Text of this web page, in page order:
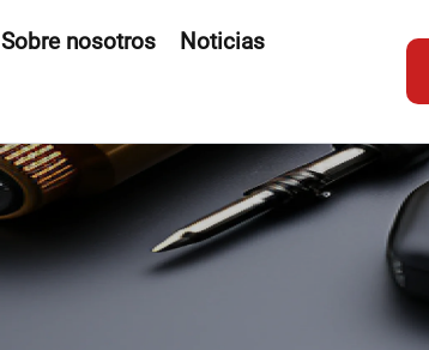
Sobre nosotros Noticias